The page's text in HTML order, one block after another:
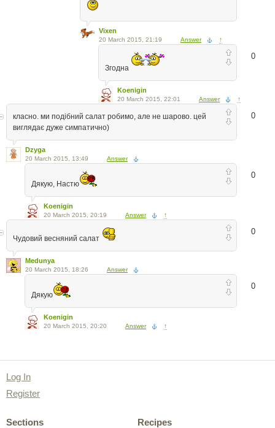
Vixen
20 March 2015, 21:19 Answer ↑
0
Згодна
Koenigin
20 March 2015, 22:01 Answer ↑
0
класно. ми подібний салат робимо, але не шарово. цей
виглядає дуже симпатично)
Dzyga
20 March 2015, 13:49 Answer
0
Дякую, Настю
Koenigin
20 March 2015, 20:19 Answer ↑
0
Чудовий весняний салат
Medunya
20 March 2015, 18:26 Answer
0
Дякую
Koenigin
20 March 2015, 20:20 Answer ↑
Log In
Register
Sections
Recipes